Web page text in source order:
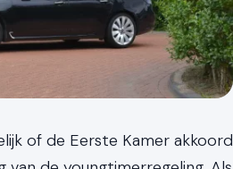
of de Eerste Kamer akkoord